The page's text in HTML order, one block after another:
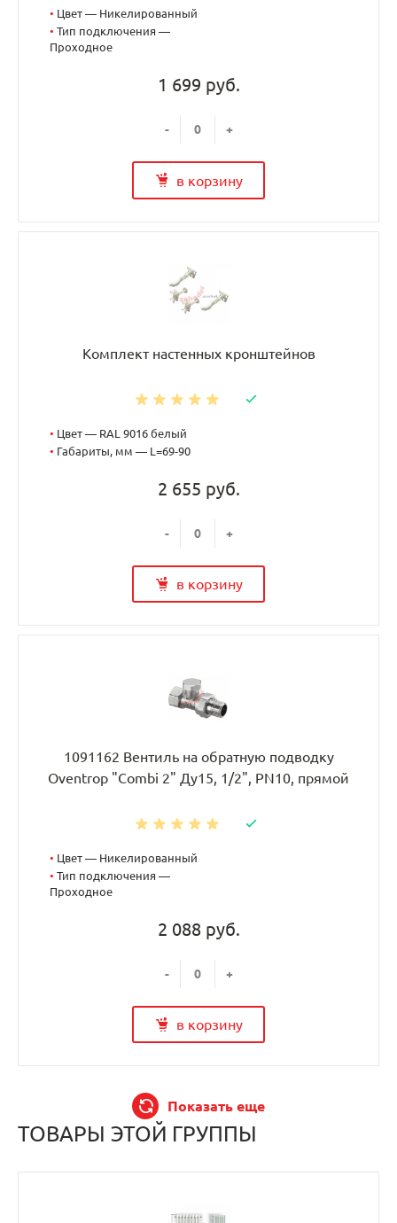
• Цвет — Никелированный
• Тип подключения —
Проходное
1 699 руб.
- +
в корзину
Комплект настенных кронштейнов
• Цвет — RAL 9016 белый
• Габариты, мм — L=69-90
2 655 руб.
- +
в корзину
1091162 Вентиль на обратную подводку
Oventrop "Combi 2" Ду15, 1/2", PN10, прямой
• Цвет — Никелированный
• Тип подключения —
Проходное
2 088 руб.
- +
в корзину
Показать еще
ТОВАРЫ ЭТОЙ ГРУППЫ